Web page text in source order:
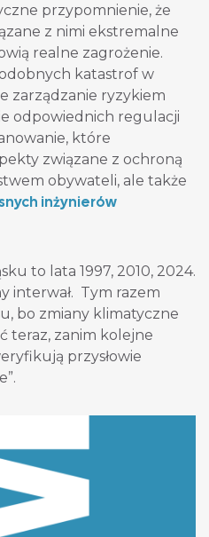
przypomnienie, że
z nimi ekstremalne
realne zagrożenie.
katastrof w
zarządzanie ryzykiem
odpowiednich regulacji
które
związane z ochroną
obywateli, ale także
inżynierów
to lata 1997, 2010, 2024.
interwał. Tym razem
bo zmiany klimatyczne
teraz, zanim kolejne
przysłowie